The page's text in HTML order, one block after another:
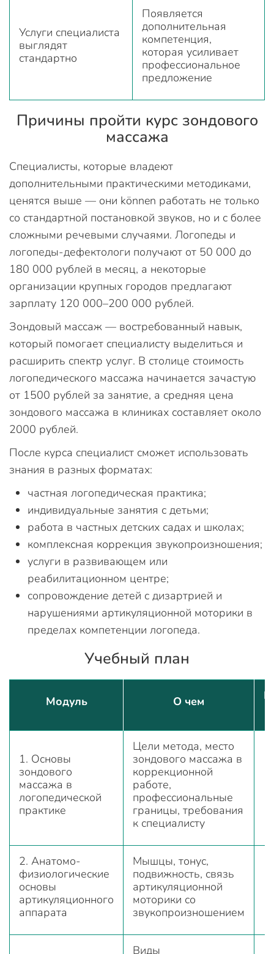
Услуги специалиста
выглядят
стандартно
Появляется
дополнительная
компетенция,
которая усиливает
профессиональное
предложение
Причины пройти курс зондового
массажа
Специалисты, которые владеют
дополнительными практическими методиками,
ценятся выше — они können работать не только
со стандартной постановкой звуков, но и с более
сложными речевыми случаями. Логопеды и
логопеды-дефектологи получают от 50 000 до
180 000 рублей в месяц, а некоторые
организации крупных городов предлагают
зарплату 120 000–200 000 рублей.
Зондовый массаж — востребованный навык,
который помогает специалисту выделиться и
расширить спектр услуг. В столице стоимость
логопедического массажа начинается зачастую
от 1500 рублей за занятие, а средняя цена
зондового массажа в клиниках составляет около
2000 рублей.
После курса специалист сможет использовать
знания в разных форматах:
частная логопедическая практика;
индивидуальные занятия с детьми;
работа в частных детских садах и школах;
комплексная коррекция звукопроизношения;
услуги в развивающем или
реабилитационном центре;
сопровождение детей с дизартрией и
нарушениями артикуляционной моторики в
пределах компетенции логопеда.
Учебный план
Модуль О чем
1. Основы
зондового
массажа в
логопедической
практике
Цели метода, место
зондового массажа в
коррекционной
работе,
профессиональные
границы, требования
к специалисту
2. Анатомо-
физиологические
основы
артикуляционного
аппарата
Мышцы, тонус,
подвижность, связь
артикуляционной
моторики со
звукопроизношением
Виды